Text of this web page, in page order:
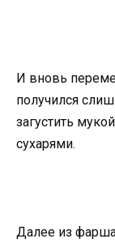
И вновь
получился
загустить
сухарями.
Далее из